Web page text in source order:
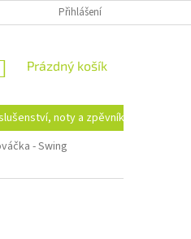
DOPRAVA A PLATBA
Přihlášení
NÁKUPNÍ
Prázdný košík
noty a zpěvníky
- Swing